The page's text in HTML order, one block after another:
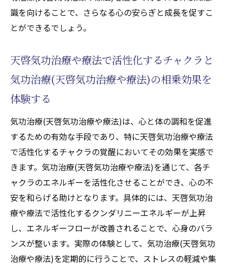
識を向けることで、さらなる心の安らぎと成長を促すこ
とができるでしょう。
天啓気功治療や療法で活性化するチャクラと
気功治療(天啓気功治療や療法)の相乗効果を
体験する
気功治療(天啓気功治療や療法)は、心と体の調和を促進
するための有効な手段であり、特に天啓気功治療や療法
で活性化するチャクラの覚醒においてその効果を実感で
きます。気功治療(天啓気功治療や療法)を通じて、各チ
ャクラのエネルギーを活性化させることができ、心の不
安を和らげる助けとなります。具体的には、天啓気功治
療や療法で活性化するクンダリニーエネルギーが上昇
し、エネルギーフローが改善されることで、心身のバラ
ンスが整います。実際の体験として、気功治療(天啓気功
治療や療法)を定期的に行うことで、ストレスの軽減や集